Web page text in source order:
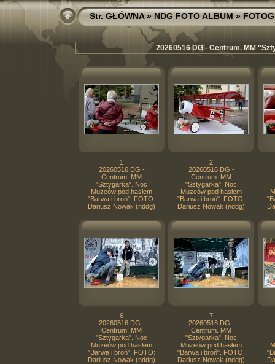
Str. GŁÓWNA»NDG FOTO ALBUM»
20260516 DG - Centrum. MM
1
20260516 DG -
Centrum. MM
"Sztygarka". Noc
Muzeów pod hasłem
"Barwa i broń". FOTO:
Dariusz Nowak (nddg)
2
20260516 DG -
Centrum. MM
"Sztygarka". Noc
Muzeów pod hasłem
"Barwa i broń". FOTO:
Dariusz Nowak (nddg)
6
20260516 DG -
Centrum. MM
"Sztygarka". Noc
Muzeów pod hasłem
"Barwa i broń". FOTO:
Dariusz Nowak (nddg)
7
20260516 DG -
Centrum. MM
"Sztygarka". Noc
Muzeów pod hasłem
"Barwa i broń". FOTO:
Dariusz Nowak (nddg)